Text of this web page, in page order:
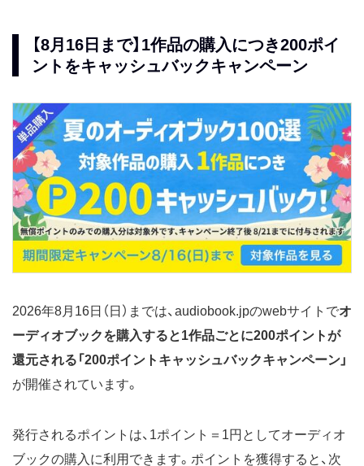
【8月16日まで】1作品の購入につき200ポイ
ントをキャッシュバックキャンペーン
2026年8月16日（日）までは、audiobook.jpのwebサイトでオ
ーディオブックを購入すると1作品ごとに200ポイントが
還元される「200ポイントキャッシュバックキャンペーン」
が開催されています。
発行されるポイントは、1ポイント＝1円としてオーディオ
ブックの購入に利用できます。ポイントを獲得すると、次